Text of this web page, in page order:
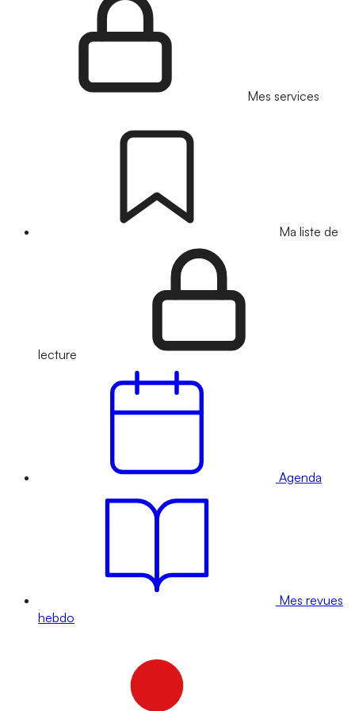
Mes services
Ma liste de
lecture
Agenda
Mes revues
hebdo